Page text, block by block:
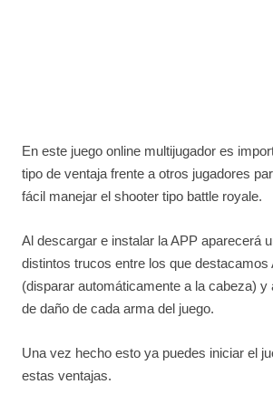
En este juego online multijugador es
tipo de ventaja frente a otros jugadores
fácil manejar el shooter tipo battle royale.
Al descargar e instalar la APP aparecerá
distintos trucos entre los que destacamos
(disparar automáticamente a la cabeza) y
de daño de cada arma del juego.
Una vez hecho esto ya puedes iniciar el
estas ventajas.